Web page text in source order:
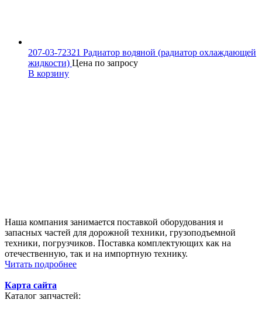
207-03-72321 Радиатор водяной (радиатор охлаждающей
жидкости) Цена по запросу
В корзину
Наша компания занимается поставкой оборудования и
запасных частей для дорожной техники, грузоподъемной
техники, погрузчиков. Поставка комплектующих как на
отечественную, так и на импортную технику.
Читать подробнее
Карта сайта
Каталог запчастей: